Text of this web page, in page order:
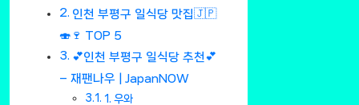
인천 부평구 일식당 맛집🇯🇵
🍣🍷 TOP 5
💕인천 부평구 일식당 추천💕
– 재팬나우 | JapanNOW
1. 우와